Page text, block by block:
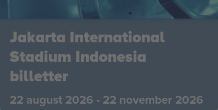
Jakarta International
Stadium Indonesia
billetter
22 august 2026 - 22 november 2026